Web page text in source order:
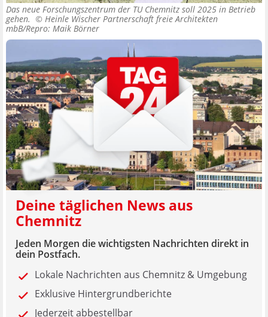
Das neue Forschungszentrum der TU Chemnitz soll 2025 in Betrieb
gehen. © Heinle Wischer Partnerschaft freie Architekten
mbB/Repro: Maik Börner
Deine täglichen News aus
Chemnitz
Jeden Morgen die wichtigsten Nachrichten direkt in
dein Postfach.
Lokale Nachrichten aus Chemnitz & Umgebung
Exklusive Hintergrundberichte
Jederzeit abbestellbar